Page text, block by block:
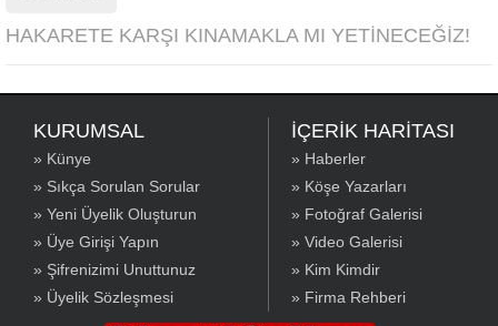
HAKARETE KARŞI KINAMAKLA MI YETİNECEĞİZ!
KURUMSAL
» Künye
» Sıkça Sorulan Sorular
» Yeni Üyelik Oluşturun
» Üye Girişi Yapın
» Şifrenizimi Unuttunuz
» Üyelik Sözleşmesi
İÇERİK HARİTASI
» Haberler
» Köşe Yazarları
» Fotoğraf Galerisi
» Video Galerisi
» Kim Kimdir
» Firma Rehberi